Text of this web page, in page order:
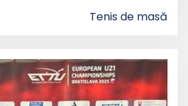
Tenis de masă